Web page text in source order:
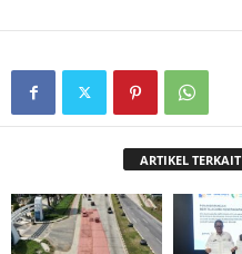
ARTIKEL TERKAIT